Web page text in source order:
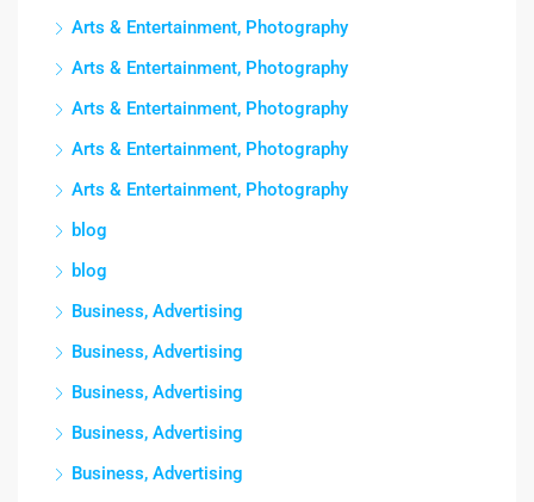
Arts & Entertainment, Photography
Arts & Entertainment, Photography
Arts & Entertainment, Photography
Arts & Entertainment, Photography
Arts & Entertainment, Photography
blog
blog
Business, Advertising
Business, Advertising
Business, Advertising
Business, Advertising
Business, Advertising